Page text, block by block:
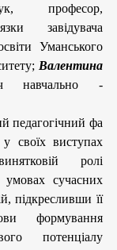
професор,
завідувача
Уманського
Валентина
навчально -
педагогічний фа
у своїх виступах
ролі
умовах сучасних
підкресливши її
формування
потенціалу